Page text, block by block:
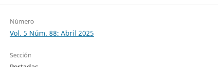
Número
Vol. 5 Núm. 88: Abril 2025
Sección